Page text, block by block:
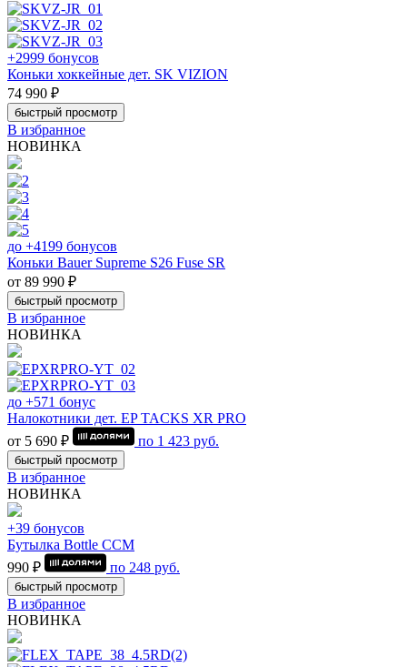
+2999 бонусов
Коньки хоккейные дет. SK VIZION
74 990 ₽
быстрый просмотр
В избранное
НОВИНКА
до +4199 бонусов
Коньки Bauer Supreme S26 Fuse SR
от 89 990 ₽
быстрый просмотр
В избранное
НОВИНКА
до +571 бонус
Налокотники дет. EP TACKS XR PRO
от 5 690 ₽
по 1 423 руб.
быстрый просмотр
В избранное
НОВИНКА
+39 бонусов
Бутылка Bottle CCM
990 ₽
по 248 руб.
быстрый просмотр
В избранное
НОВИНКА